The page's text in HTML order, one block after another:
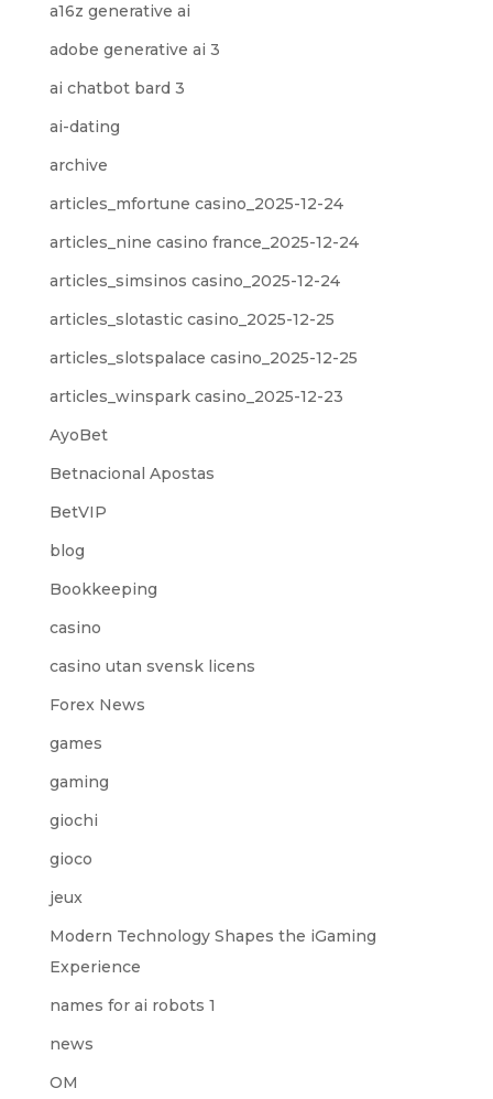
a16z generative ai
adobe generative ai 3
ai chatbot bard 3
ai-dating
archive
articles_mfortune casino_2025-12-24
articles_nine casino france_2025-12-24
articles_simsinos casino_2025-12-24
articles_slotastic casino_2025-12-25
articles_slotspalace casino_2025-12-25
articles_winspark casino_2025-12-23
AyoBet
Betnacional Apostas
BetVIP
blog
Bookkeeping
casino
casino utan svensk licens
Forex News
games
gaming
giochi
gioco
jeux
Modern Technology Shapes the iGaming
Experience
names for ai robots 1
news
OM